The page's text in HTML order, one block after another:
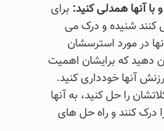
آنها همدلی کنید: برای
شنیده و درک می
در مورد استرسشان
دهید که برایشان اهمیت
آنها خودداری کنید.
را حل کنید، به آنها
درک کنند و راه حل های